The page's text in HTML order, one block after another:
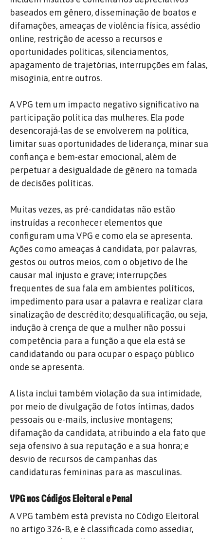
baseados em gênero, disseminação de boatos e
difamações, ameaças de violência física, assédio
online, restrição de acesso a recursos e
oportunidades políticas, silenciamentos,
apagamento de trajetórias, interrupções em falas,
misoginia, entre outros.
A VPG tem um impacto negativo significativo na
participação política das mulheres. Ela pode
desencorajá-las de se envolverem na política,
limitar suas oportunidades de liderança, minar sua
confiança e bem-estar emocional, além de
perpetuar a desigualdade de gênero na tomada
de decisões políticas.
Muitas vezes, as pré-candidatas não estão
instruídas a reconhecer elementos que
configuram uma VPG e como ela se apresenta.
Ações como ameaças à candidata, por palavras,
gestos ou outros meios, com o objetivo de lhe
causar mal injusto e grave; interrupções
frequentes de sua fala em ambientes políticos,
impedimento para usar a palavra e realizar clara
sinalização de descrédito; desqualificação, ou seja,
indução à crença de que a mulher não possui
competência para a função a que ela está se
candidatando ou para ocupar o espaço público
onde se apresenta.
A lista inclui também violação da sua intimidade,
por meio de divulgação de fotos íntimas, dados
pessoais ou e-mails, inclusive montagens;
difamação da candidata, atribuindo a ela fato que
seja ofensivo à sua reputação e a sua honra; e
desvio de recursos de campanhas das
candidaturas femininas para as masculinas.
VPG nos Códigos Eleitoral e Penal
A VPG também está prevista no Código Eleitoral
no artigo 326-B, e é classificada como assediar,